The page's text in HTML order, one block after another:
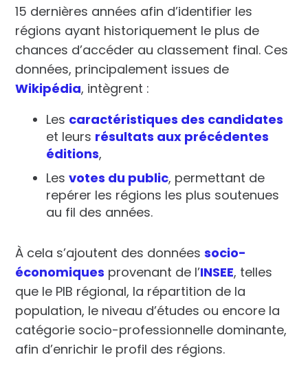
15 dernières années afin d’identifier les
régions ayant historiquement le plus de
chances d’accéder au classement final. Ces
données, principalement issues de
Wikipédia, intègrent :
Les caractéristiques des candidates
et leurs résultats aux précédentes
éditions,
Lesvotes du public, permettant de
repérer les régions les plus soutenues
au fil des années.
À cela s’ajoutent des donnéessocio-
économiques provenant de l’INSEE, telles
que le PIB régional, la répartition de la
population, le niveau d’études ou encore la
catégorie socio-professionnelle dominante,
afin d’enrichir le profil des régions.